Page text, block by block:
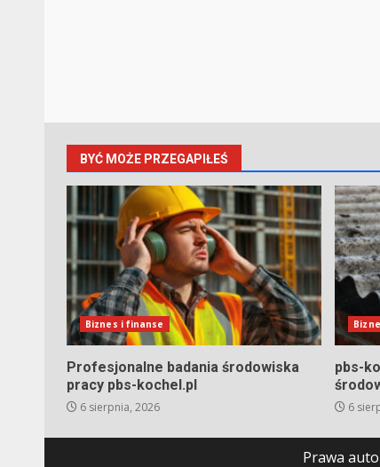
BYĆ MOŻE PRZEGAPIŁEŚ
Biznes i finanse
Profesjonalne badania środowiska
pracy pbs-kochel.pl
6 sierpnia, 2026
pbs-
6
Prawa